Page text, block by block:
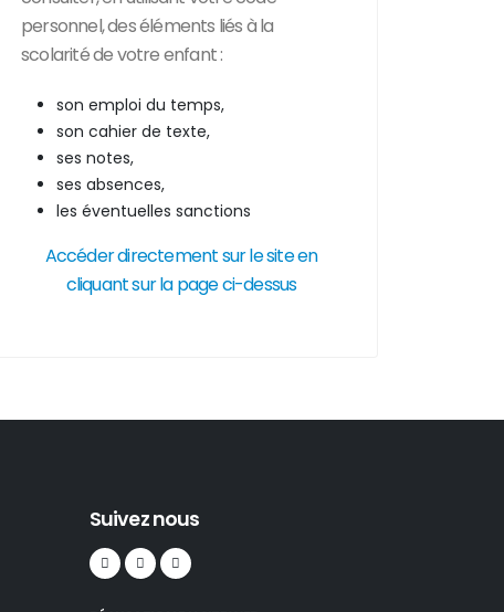
personnel, deséléments liés à la
scolarité de votre enfant :
son emploi du temps,
son cahier de texte,
ses notes,
ses absences,
les éventuelles sanctions
Accéder directement sur le site en
cliquant sur la page ci-dessus
Suivez nous